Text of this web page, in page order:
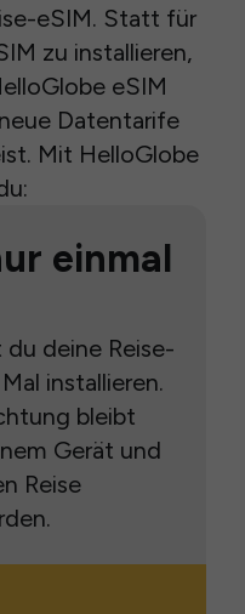
eSIM. Statt für
zu installieren,
eSIM
Datentarife
Mit HelloGlobe
einmal
deine Reise-
installieren.
bleibt
Gerät und
Reise